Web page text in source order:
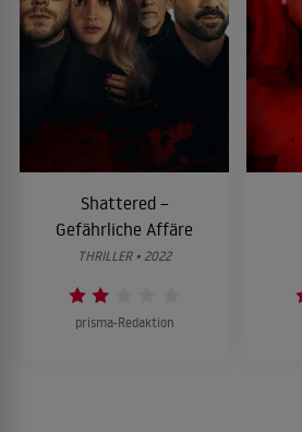
Shattered –
Gefährliche Affäre
THRILLER • 2022
prisma-Redaktion